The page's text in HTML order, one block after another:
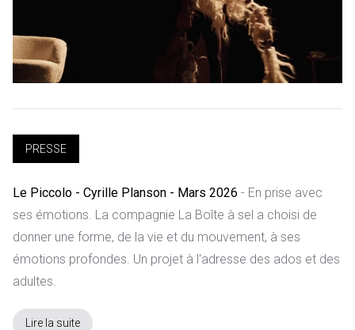
PRESSE
Le Piccolo - Cyrille Planson - Mars 2026 - En prise avec
ses émotions. La compagnie La Boîte à sel a choisi de
donner une forme, de la vie et du mouvement, à ses
émotions profondes. Un projet à l'adresse des ados et des
adultes.
Lire la suite